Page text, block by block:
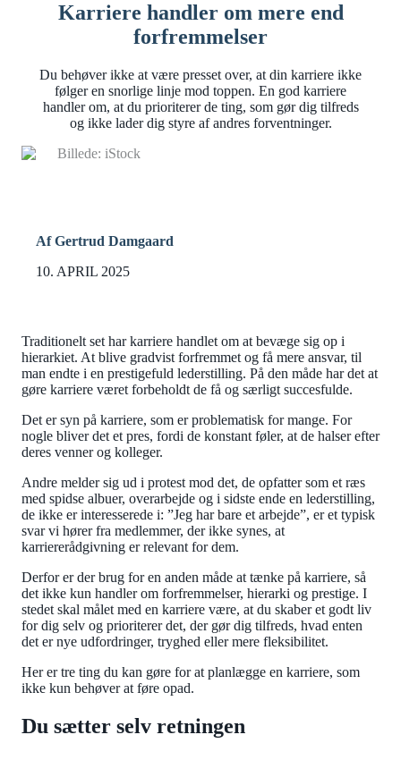
Karriere handler om mere end
forfremmelser
Du behøver ikke at være presset over, at din karriere ikke
følger en snorlige linje mod toppen. En god karriere
handler om, at du prioriterer de ting, som gør dig tilfreds
og ikke lader dig styre af andres forventninger.
Billede: iStock
Af Gertrud Damgaard
10. APRIL 2025
Traditionelt set har karriere handlet om at bevæge sig op i
hierarkiet. At blive gradvist forfremmet og få mere ansvar, til
man endte i en prestigefuld lederstilling. På den måde har det at
gøre karriere været forbeholdt de få og særligt succesfulde.
Det er syn på karriere, som er problematisk for mange. For
nogle bliver det et pres, fordi de konstant føler, at de halser efter
deres venner og kolleger.
Andre melder sig ud i protest mod det, de opfatter som et ræs
med spidse albuer, overarbejde og i sidste ende en lederstilling,
de ikke er interesserede i: ”Jeg har bare et arbejde”, er et typisk
svar vi hører fra medlemmer, der ikke synes, at
karriererådgivning er relevant for dem.
Derfor er der brug for en anden måde at tænke på karriere, så
det ikke kun handler om forfremmelser, hierarki og prestige. I
stedet skal målet med en karriere være, at du skaber et godt liv
for dig selv og prioriterer det, der gør dig tilfreds, hvad enten
det er nye udfordringer, tryghed eller mere fleksibilitet.
Her er tre ting du kan gøre for at planlægge en karriere, som
ikke kun behøver at føre opad.
Du sætter selv retningen